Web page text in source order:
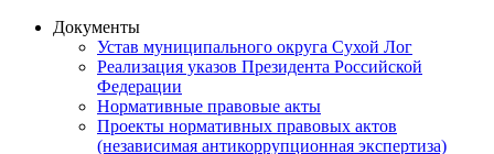
Документы
Устав муниципального округа Сухой Лог
Реализация указов Президента Российской
Федерации
Нормативные правовые акты
Проекты нормативных правовых актов
(независимая антикоррупционная экспертиза)